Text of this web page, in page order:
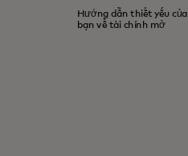
Hướng dẫn thiết yếu của
bạn về tài chính mở